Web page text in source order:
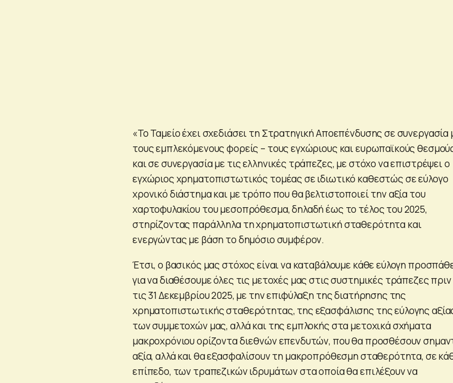
«Το Ταμείο έχει σχεδιάσει τη Στρατηγική Αποεπένδυσης σε συνεργασία
τους εμπλεκόμενους φορείς – τους εγχώριους και ευρωπαϊκούς
και σε συνεργασία με τις ελληνικές τράπεζες, με στόχο να επιστρέψει ο
εγχώριος χρηματοπιστωτικός τομέας σε ιδιωτικό καθεστώς σε εύλογο
χρονικό διάστημα και με τρόπο που θα βελτιστοποιεί την αξία του
χαρτοφυλακίου του μεσοπρόθεσμα, δηλαδή έως το τέλος του 2025,
στηρίζοντας παράλληλα τη χρηματοπιστωτική σταθερότητα και
ενεργώντας με βάση το δημόσιο συμφέρον.
Έτσι, ο βασικός μας στόχος είναι να καταβάλουμε κάθε εύλογη
για να διαθέσουμε όλες τις μετοχές μας στις συστημικές τράπεζες
τις 31 Δεκεμβρίου 2025, με την επιφύλαξη της διατήρησης της
χρηματοπιστωτικής σταθερότητας, της εξασφάλισης της εύλογης
των συμμετοχών μας, αλλά και της εμπλοκής στα μετοχικά σχήματα
μακροχρόνιου ορίζοντα διεθνών επενδυτών, που θα προσθέσουν
αξία, αλλά και θα εξασφαλίσουν τη μακροπρόθεσμη σταθερότητα, σε
επίπεδο, των τραπεζικών ιδρυμάτων στα οποία θα επιλέξουν να